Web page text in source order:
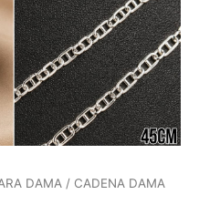
DAMA / CADENA DAMA